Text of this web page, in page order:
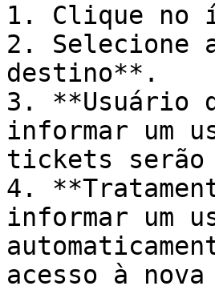
1. Clique no
2. Selecione
destino**.
3. **Usuário
informar um
tickets
4.
informar um
acesso à